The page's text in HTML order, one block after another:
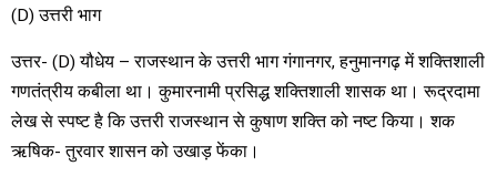
(D) उत्तरी भाग
उत्तर- (D) यौधेय – राजस्थान के उत्तरी भाग गंगानगर, हनुमानगढ़ में शक्तिशाली
गणतंत्रीय कबीला था। कुमारनामी प्रसिद्ध शक्तिशाली शासक था। रूद्रदामा
लेख से स्पष्ट है कि उत्तरी राजस्थान से कुषाण शक्ति को नष्ट किया। शक
ऋषिक- तुरवार शासन को उखाड़ फेंका।